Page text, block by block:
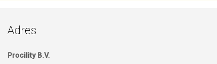
Adres
Procility B.V.